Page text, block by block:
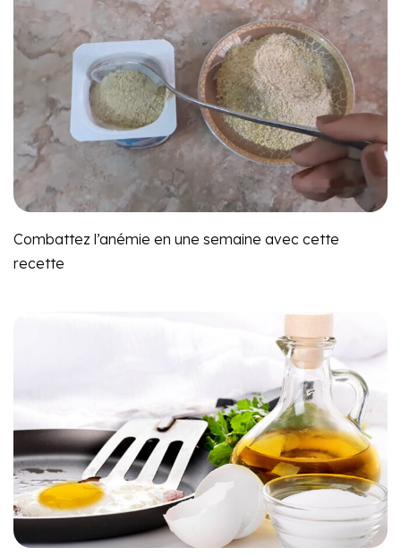
Combattez l’anémie en une semaine avec cette
recette